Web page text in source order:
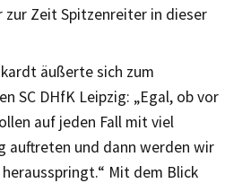
Zeit Spitzenreiter in dieser
äußerte sich zum
SC DHfK Leipzig: „Egal, ob vor
auf jeden Fall mit viel
auftreten und dann werden wir
Mit dem Blick